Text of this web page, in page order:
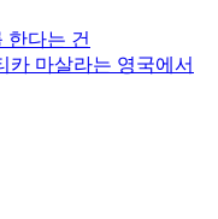
한다는 건
카 마살라는 영국에서